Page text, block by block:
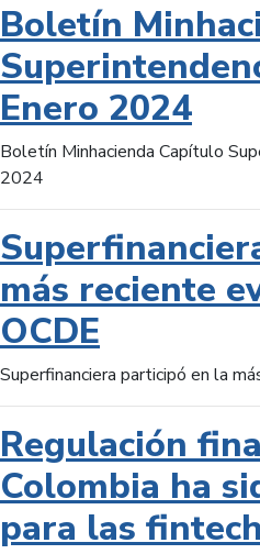
Boletín
Enero 2024
Boletín Minhacienda Capítulo
2024
más reciente
OCDE
Superfinanciera participó en la
Regulación
Colombia ha
para las fintech